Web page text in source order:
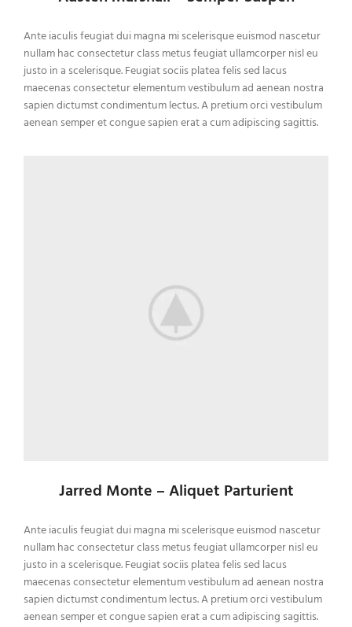
Ante iaculis feugiat dui magna mi scelerisque euismod nascetur
nullam hac consectetur class metus feugiat ullamcorper nisl eu
justo in a scelerisque. Feugiat sociis platea felis sed lacus
maecenas consectetur elementum vestibulum ad aenean nostra
sapien dictumst condimentum lectus. A pretium orci vestibulum
aenean semper et congue sapien erat a cum adipiscing sagittis.
Jarred Monte – Aliquet Parturient
Ante iaculis feugiat dui magna mi scelerisque euismod nascetur
nullam hac consectetur class metus feugiat ullamcorper nisl eu
justo in a scelerisque. Feugiat sociis platea felis sed lacus
maecenas consectetur elementum vestibulum ad aenean nostra
sapien dictumst condimentum lectus. A pretium orci vestibulum
aenean semper et congue sapien erat a cum adipiscing sagittis.